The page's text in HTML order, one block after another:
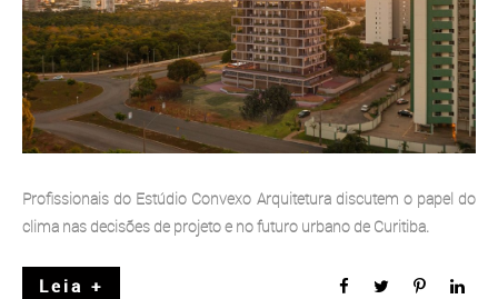
Profissionais do Estúdio Convexo Arquitetura discutem o papel do
clima nas decisões de projeto e no futuro urbano de Curitiba.
Leia +